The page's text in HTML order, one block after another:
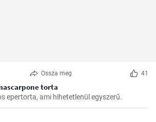
Ossza meg 41
torta
epertorta, ami hihetetlenül egyszerű.